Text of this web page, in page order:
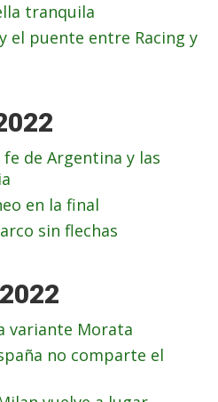
tranquila
el puente entre Racing y
fe de Argentina y las
en la final
sin flechas
variante Morata
no comparte el